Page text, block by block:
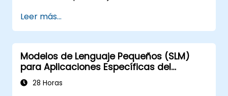
Desarrollar estrategias para desplegar
SLM en sistemas de gestión urbana.
Evaluar el impacto de los SLM en la
planificación urbana y en las soluciones
para ciudades inteligentes.
Leer más...
Modelos de Lenguaje Pequeños (SLM)
para Aplicaciones Específicas del
Dominio
28 Horas